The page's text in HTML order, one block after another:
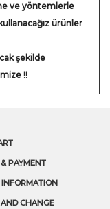
ve yöntemlerle
ürünler
şekilde
!!
PAYMENT
CHANGE